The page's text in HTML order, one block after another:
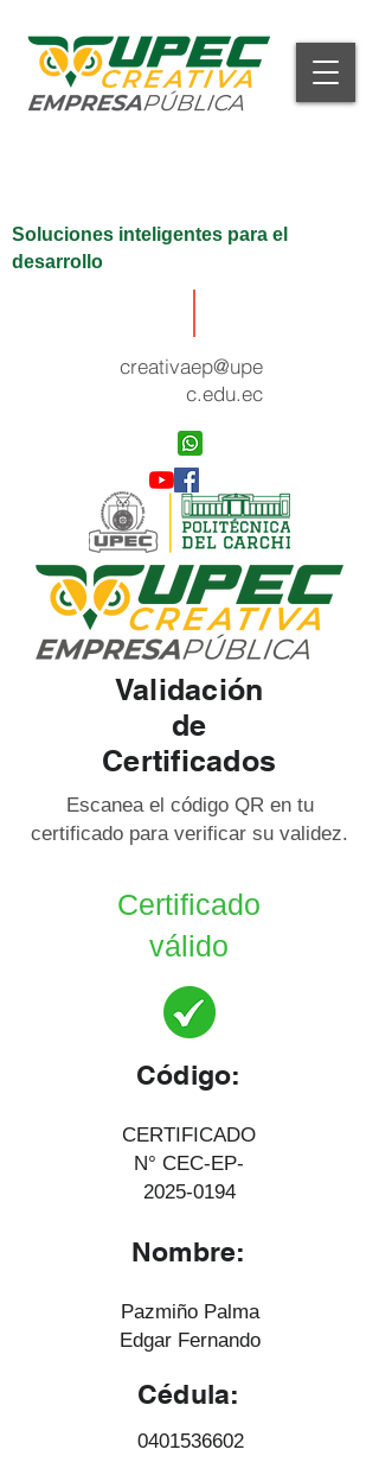
Soluciones inteligentes para el
desarrollo
creativaep@upe
c.edu.ec
Validación
de
Certificados
Escanea el código QR en tu
certificado para verificar su validez.
Certificado
válido
Código:
CERTIFICADO
N° CEC-EP-
2025-0194
Nombre:
Pazmiño Palma
Edgar Fernando
Cédula:
0401536602